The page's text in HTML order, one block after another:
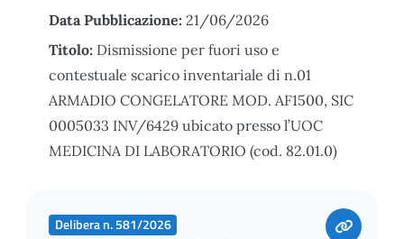
Data Pubblicazione: 21/06/2026
Titolo: Dismissione per fuori uso e
contestuale scarico inventariale di n.01
ARMADIO CONGELATORE MOD. AF1500, SIC
0005033 INV/6429 ubicato presso l’UOC
MEDICINA DI LABORATORIO (cod. 82.01.0)
Delibera n. 581/2026